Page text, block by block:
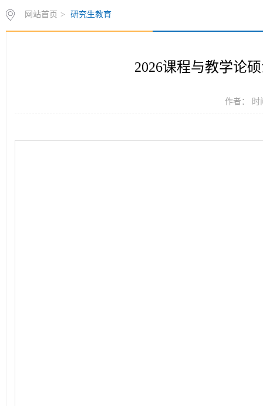
网站首页 > 研究生教育
2026课程与教学论
作者： 时